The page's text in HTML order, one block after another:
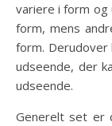
variere i form og
form, mens
form.
udseende, der
udseende.
Generelt set